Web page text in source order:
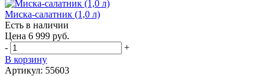
Миска-салатник (1,0 л)
Есть в наличии
Цена 6 999 руб.
-
+
В корзину
Артикул: 55603